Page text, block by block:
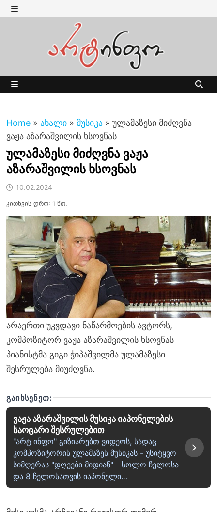
Skip
to MENU
Home » ახალი » მუსიკა » ულამაზესი მიძღვნა
ვაჟა აზარაშვილის ხსოვნას
ულამაზესი მიძღვნა ვაჟა
აზარაშვილის ხსოვნას
10.02.2024
კითხვის დრო: 1 წთ.
არაერთი უკვდავი ნაწარმოების ავტორს,
კომპოზიტორ ვაჟა აზარაშვილის ხსოვნას
პიანისტმა გიგი ჭიპაშვილმა ულამაზესი
შესრულება მიუძღვნა.
ᲒᲐᲘᲮᲡᲔᲜᲔᲗ:
ვაჟა აზარაშვილის მუსიკა იაპონელების
საოცარი შესრულებით
"არტ ინფო" გიზიარებთ ვიდეოს, სადაც
კომპოზიტორის ულამაზეს მუსიკას - უსიტყვო
სიმღერას "დღეები მიდიან" - სოლო ჩელოსა
და 8 ჩელოსათვის იაპონელი…